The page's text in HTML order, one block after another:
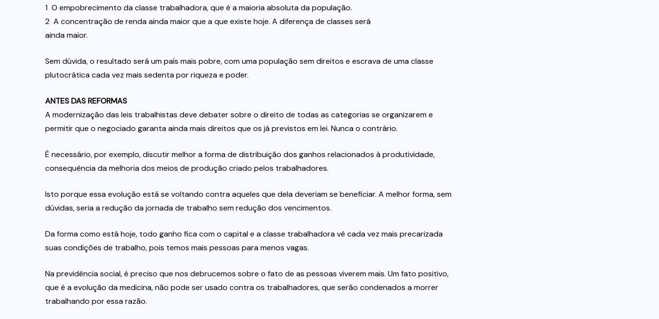
1  O empobrecimento da classe trabalhadora, que é a maioria absoluta da população.
2  A concentração de renda ainda maior que a que existe hoje. A diferença de classes será
ainda maior.
Sem dúvida, o resultado será um país mais pobre, com uma população sem direitos e escrava de uma classe
plutocrática cada vez mais sedenta por riqueza e poder.
ANTES DAS REFORMAS
A modernização das leis trabalhistas deve debater sobre o direito de todas as categorias se organizarem e
permitir que o negociado garanta ainda mais direitos que os já previstos em lei. Nunca o contrário.
É necessário, por exemplo, discutir melhor a forma de distribuição dos ganhos relacionados à produtividade,
consequência da melhoria dos meios de produção criado pelos trabalhadores.
Isto porque essa evolução está se voltando contra aqueles que dela deveriam se beneficiar. A melhor forma, sem
dúvidas, seria a redução da jornada de trabalho sem redução dos vencimentos.
Da forma como está hoje, todo ganho fica com o capital e a classe trabalhadora vê cada vez mais precarizada
suas condições de trabalho, pois temos mais pessoas para menos vagas.
Na previdência social, é preciso que nos debrucemos sobre o fato de as pessoas viverem mais. Um fato positivo,
que é a evolução da medicina, não pode ser usado contra os trabalhadores, que serão condenados a morrer
trabalhando por essa razão.